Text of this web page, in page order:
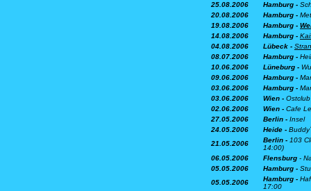
25.08.2006
Hamburg -
20.08.2006
Hamburg -
19.08.2006
Hamburg -
14.08.2006
Hamburg -
04.08.2006
Lübeck -
08.07.2006
Hamburg -
10.06.2006
Lüneburg -
09.06.2006
Hamburg -
03.06.2006
Hamburg -
03.06.2006
Wien -
02.06.2006
Wien - Cafe
27.05.2006
Berlin - Insel
24.05.2006
Heide -
21.05.2006
Berlin - 103
14:00)
06.05.2006
Flensburg -
05.05.2006
Hamburg -
05.05.2006
Hamburg -
17:00